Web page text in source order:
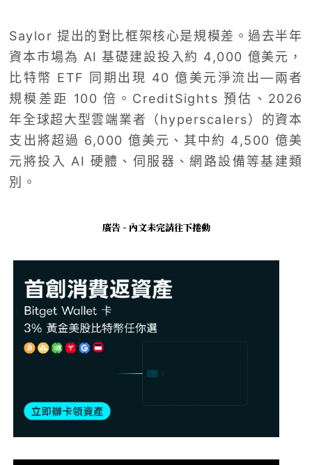
Saylor 提出的對比框架核心是規模差。過去半年
資本市場為 AI 基礎建設投入約 4,000 億美元，
比特幣 ETF 同期出現 40 億美元淨流出—兩者
規模差距 100 倍。CreditSights 預估、2026
年全球超大型雲端業者（hyperscalers）的資本
支出將超過 6,000 億美元、其中約 4,500 億美
元將投入 AI 硬體、伺服器、網路設備等基建類
別。
廣告 - 內文未完請往下捲動